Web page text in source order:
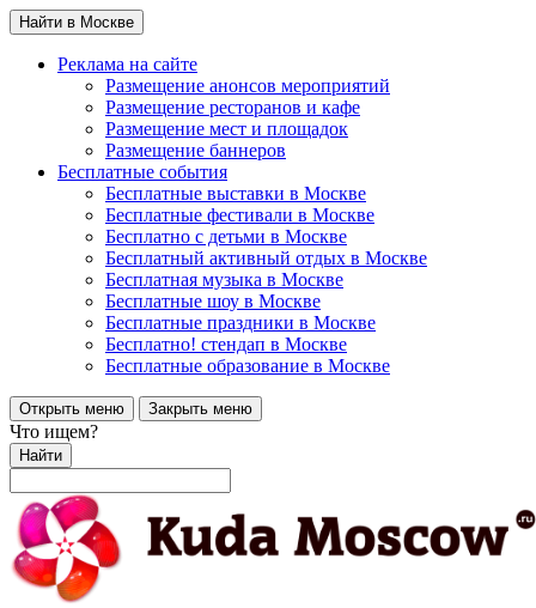
Найти в Москве
Реклама на сайте
Размещение анонсов мероприятий
Размещение ресторанов и кафе
Размещение мест и площадок
Размещение баннеров
Бесплатные события
Бесплатные выставки в Москве
Бесплатные фестивали в Москве
Бесплатно с детьми в Москве
Бесплатный активный отдых в Москве
Бесплатная музыка в Москве
Бесплатные шоу в Москве
Бесплатные праздники в Москве
Бесплатно! стендап в Москве
Бесплатные образование в Москве
Открыть меню Закрыть меню
Что ищем?
Найти